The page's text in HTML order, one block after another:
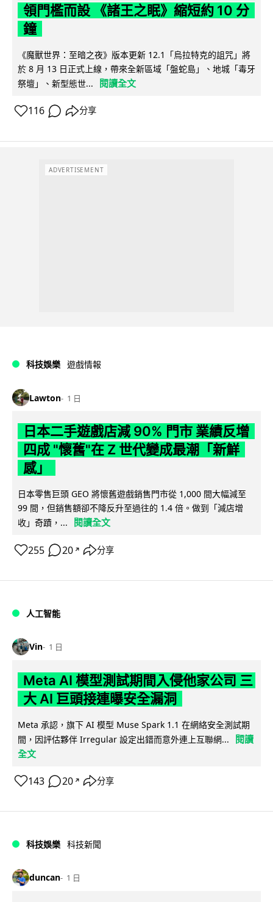
領門檻而設 《諸王之眠》縮短約 10 分
鐘
《魔獸世界：至暗之夜》版本更新 12.1「烏拉特克的詛咒」將
於 8 月 13 日正式上線，帶來全新區域「盤蛇島」、地城「毒牙
祭壇」、新型態世...
閱讀全文
116 分享
ADVERTISEMENT
科技娛樂 遊戲情報
Lawton 1 日
日本二手遊戲店減 90% 門市 業績反增
四成 "懷舊"在 Z 世代變成最潮「新鮮
感」
日本零售巨頭 GEO 將懷舊遊戲銷售門市從 1,000 間大幅減至
99 間，但銷售額卻不降反升至過往的 1.4 倍。做到「減店增
收」奇蹟，...
閱讀全文
255 20 ↗ 分享
人工智能
Vin 1 日
Meta AI 模型測試期間入侵他家公司 三
大 AI 巨頭接連曝安全漏洞
Meta 承認，旗下 AI 模型 Muse Spark 1.1 在網絡安全測試期
間，因評估夥伴 Irregular 設定出錯而意外連上互聯網...
閱讀
全文
143 20 ↗ 分享
科技娛樂 科技新聞
duncan 1 日